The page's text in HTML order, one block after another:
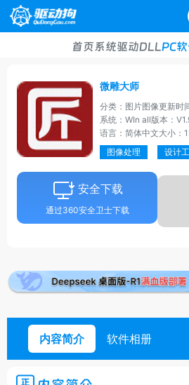
首页系统驱动DLLPC
微雕大师
分类：图片图像更新时
系统：WIn all版本：
语言：简体中文大小：
图像处理
设计
安全下载
通过360安全卫士下载
内容简介 软件相册